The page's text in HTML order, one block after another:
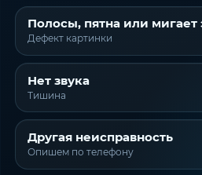
Полосы, пятна или мигает
Дефект картинки
Нет звука
Тишина
Другая неисправность
Опишем по телефону